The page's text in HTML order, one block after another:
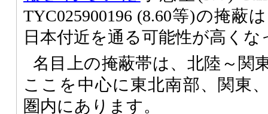
TYC025900196 (8.60等)の掩蔽
日本付近を通る可能性が高く
名目上の掩蔽帯は、北陸～関
ここを中心に東北南部、関東
圏内にあります。